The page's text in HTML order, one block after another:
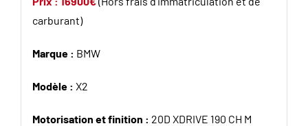
carburant)
Marque : BMW
Modèle : X2
Motorisation et finition : 20D XDRIVE 190 CH M